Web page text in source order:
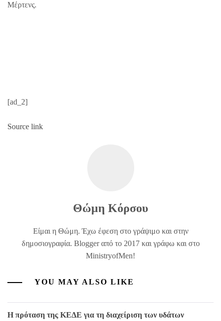
Μέρτενς.
[ad_2]
Source link
Θώμη Κόρσου
Είμαι η Θώμη. Έχω έφεση στο γράψιμο και στην
δημοσιογραφία. Blogger από το 2017 και γράφω και στο
MinistryofMen!
YOU MAY ALSO LIKE
Η πρόταση της ΚΕΔΕ για τη διαχείριση των υδάτων